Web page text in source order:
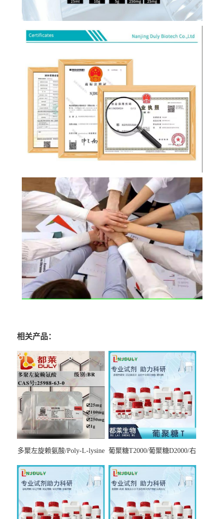
相关产品：
多聚左旋赖氨酸/Poly-L-lysine
7000，分子量7000-15000，分
子量2万～4万，分子量3～7
万，分子量7～15万，分子量
15～30万
葡聚糖T2000/葡聚糖D2000/右